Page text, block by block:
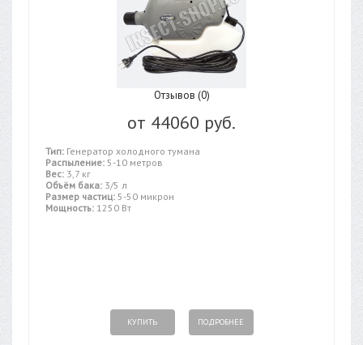
Отзывов (0)
от 44060 руб.
Тип: Генератор холодного тумана
Распыление: 5-10 метров
Вес: 3,7 кг
Объём бака: 3/5 л
Размер частиц: 5-50 микрон
Мощность: 1250 Вт
КУПИТЬ ПОДРОБНЕЕ